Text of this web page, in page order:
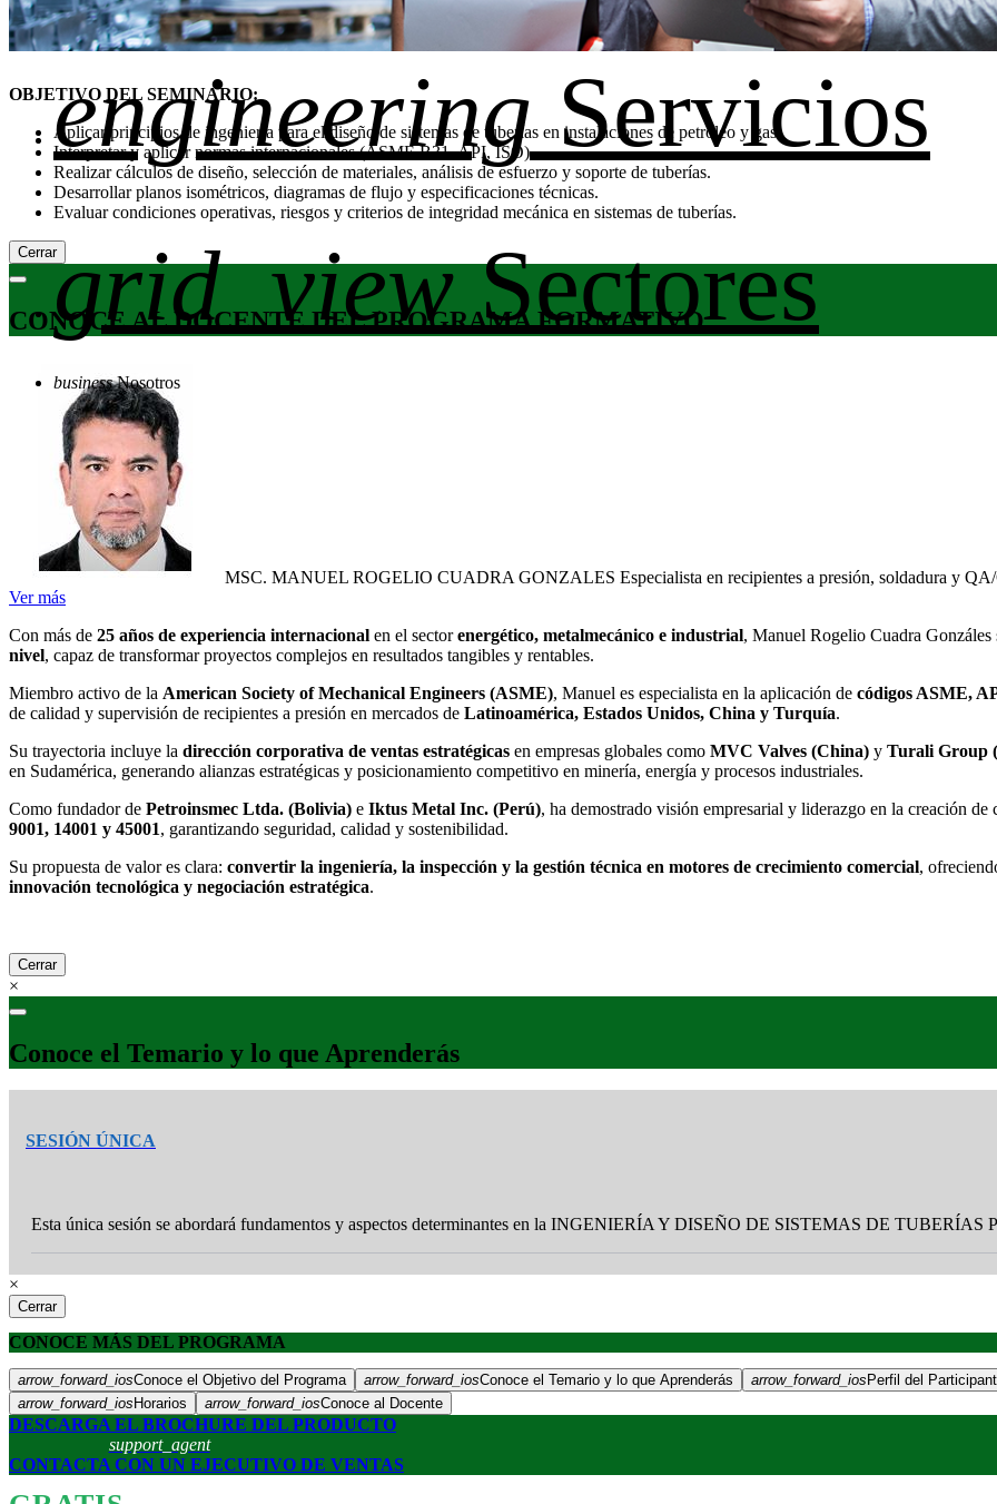
engineering Servicios
grid_view Sectores
business Nosotros
OBJETIVO DEL SEMINARIO:
Aplicar principios de ingeniería para el diseño de sistemas de tuberías en instalaciones de petróleo y gas.
Interpretar y aplicar normas internacionales (ASME B31, API, ISO).
Realizar cálculos de diseño, selección de materiales, análisis de esfuerzo y soporte de tuberías.
Desarrollar planos isométricos, diagramas de flujo y especificaciones técnicas.
Evaluar condiciones operativas, riesgos y criterios de integridad mecánica en sistemas de tuberías.
Cerrar
CONOCE AL DOCENTE DEL PROGRAMA FORMATIVO
MSC. MANUEL ROGELIO CUADRA GONZALES Especialista en recipientes a presión, soldadura y
Ver más
Con más de 25 años de experiencia internacional en el sectorenergético, metalmecánico e industrial, Manuel Rogelio Cuadra
nivel, capaz de transformar proyectos complejos en resultados tangibles y rentables.
Miembro activo de la American Society of Mechanical Engineers (ASME), Manuel es especialista en la aplicación de códigos ASME,
de calidad y supervisión de recipientes a presión en mercados de Latinoamérica, Estados Unidos, China y Turquía.
Su trayectoria incluye la dirección corporativa de ventas estratégicas en empresas globales como MVC Valves (China) y Turali Group
en Sudamérica, generando alianzas estratégicas y posicionamiento competitivo en minería, energía y procesos industriales.
Como fundador de Petroinsmec Ltda. (Bolivia) e Iktus Metal Inc. (Perú), ha demostrado visión empresarial y liderazgo en la creación
9001, 14001 y 45001, garantizando seguridad, calidad y sostenibilidad.
Su propuesta de valor es clara: convertir la ingeniería, la inspección y la gestión técnica en motores de crecimiento comercial,
innovación tecnológica y negociación estratégica.
Cerrar
×
Conoce el Temario y lo que Aprenderás
SESIÓN ÚNICA
Esta única sesión se abordará fundamentos y aspectos determinantes en la INGENIERÍA Y DISEÑO DE SISTEMAS DE
×
Cerrar
CONOCE MÁS DEL PROGRAMA
arrow_forward_iosConoce el Objetivo del Programa arrow_forward_iosConoce el Temario y lo que Aprenderás arrow_forward_iosPerfil del
arrow_forward_iosHorarios arrow_forward_iosConoce al Docente
DESCARGA EL BROCHURE DEL PRODUCTO
support_agent
CONTACTA CON UN EJECUTIVO DE VENTAS